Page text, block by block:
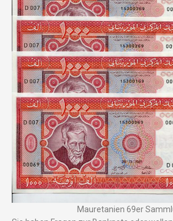
Mauretanien 69er